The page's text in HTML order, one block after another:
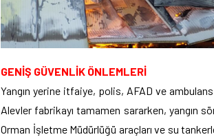
GENİŞ GÜVENLİK ÖNLEMLERİ
Yangın yerine itfaiye, polis, AFAD ve
Alevler fabrikayı tamamen sararken, yangın
Orman İşletme Müdürlüğü araçları ve su